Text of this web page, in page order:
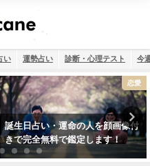
い 運勢占い 診断・心理テスト 今
四柱推命・日柱(干支）
四柱推命で占う2026年のあなたの
運勢【生年月日で無料鑑定】